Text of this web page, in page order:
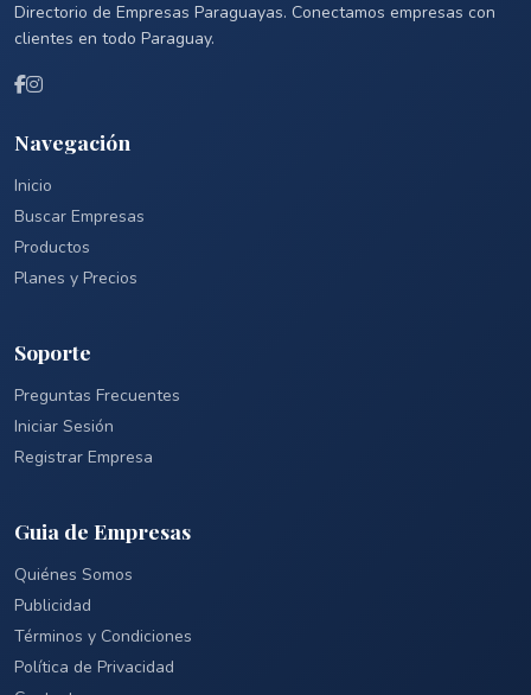
Directorio de Empresas Paraguayas. Conectamos empresas con
clientes en todo Paraguay.
Navegación
Inicio
Buscar Empresas
Productos
Planes y Precios
Soporte
Preguntas Frecuentes
Iniciar Sesión
Registrar Empresa
Guia de Empresas
Quiénes Somos
Publicidad
Términos y Condiciones
Política de Privacidad